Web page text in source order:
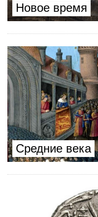
Новое время
Средние века